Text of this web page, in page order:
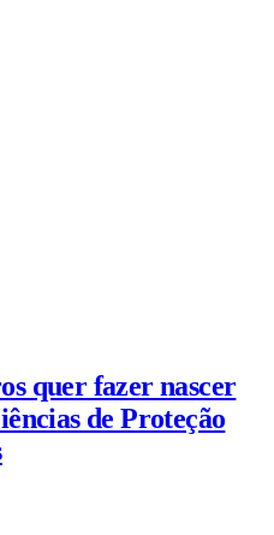
quer fazer nascer
de Proteção